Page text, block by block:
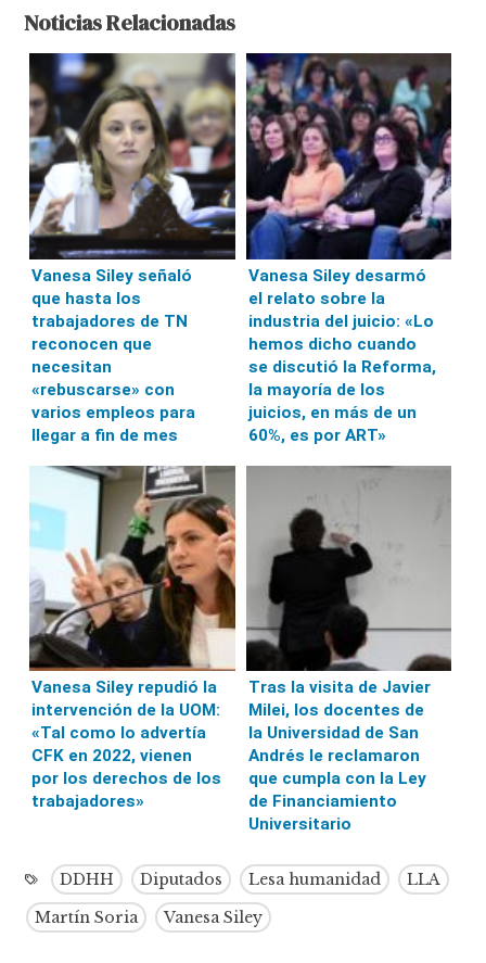
Noticias Relacionadas
Vanesa Siley señaló
que hasta los
trabajadores de TN
reconocen que
necesitan
«rebuscarse» con
varios empleos para
llegar a fin de mes
Vanesa Siley desarmó
el relato sobre la
industria del juicio: «Lo
hemos dicho cuando
se discutió la Reforma,
la mayoría de los
juicios, en más de un
60%, es por ART»
Vanesa Siley repudió la
intervención de la UOM:
«Tal como lo advertía
CFK en 2022, vienen
por los derechos de los
trabajadores»
Tras la visita de Javier
Milei, los docentes de
la Universidad de San
Andrés le reclamaron
que cumpla con la Ley
de Financiamiento
Universitario
DDHH Diputados Lesa humanidad
LLA
Martín Soria
Vanesa Siley